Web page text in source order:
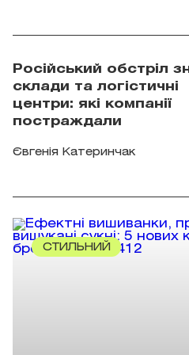
Російський обстріл
склади та логістичні
центри: які компанії
постраждали
Євгенія Катеринчак
СТИЛЬНИЙ